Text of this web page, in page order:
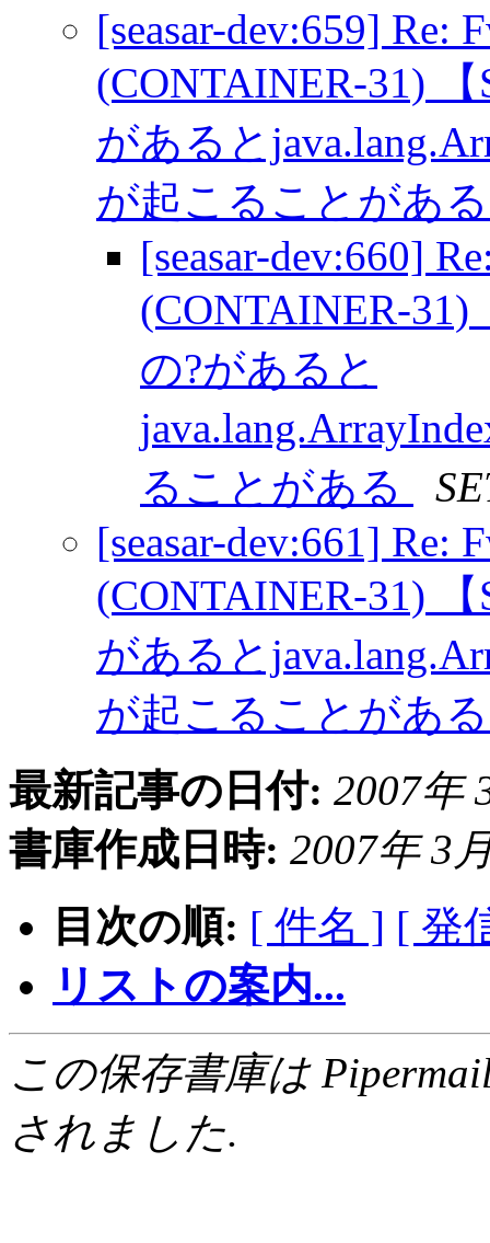
[seasar-dev:659] Re:
(CONTAINER-31)
があると
が起こることがあ
[seasar-dev:660]
(CONTAINER-31)
の?があると
ることがある
[seasar-dev:661] Re:
(CONTAINER-31)
があると
が起こることがあ
最新記事の日付: 2007年
書庫作成日時: 2007年 3
目次の順: [ 件名 ] [ 発
リストの案内...
この保存書庫は
されました.